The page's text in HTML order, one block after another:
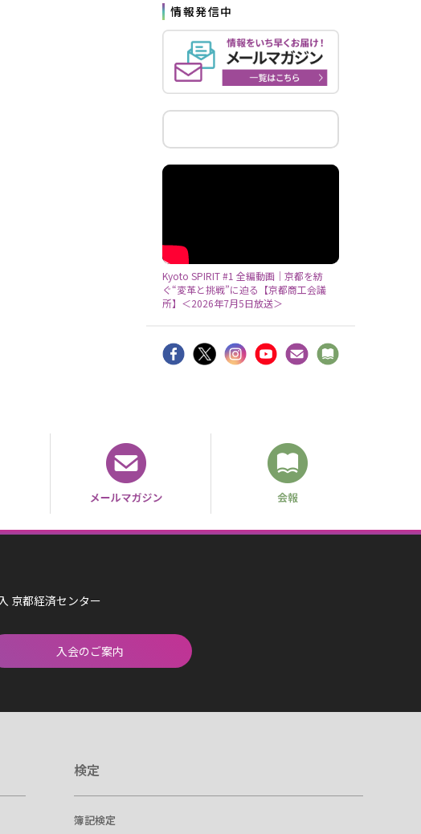
情報発信中
Kyoto SPIRIT #1 全編動画｜京都を紡
ぐ“変革と挑戦”に迫る【京都商工会議
所】＜2026年7月5日放送＞
京都経済センター
入会のご案内
検定
簿記検定